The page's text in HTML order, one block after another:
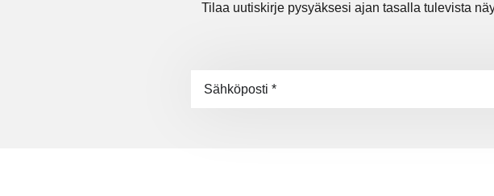
Tilaa uutiskirje pysyäksesi ajan tasalla tulevista